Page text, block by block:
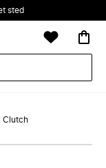
sted
Clutch